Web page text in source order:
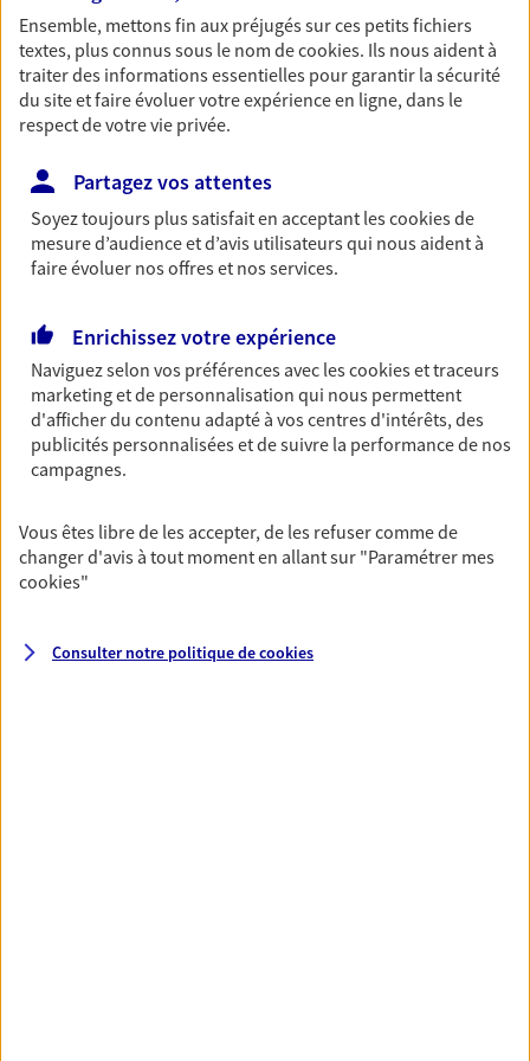
Découvrir l'offre Multirisque Entreprise
DEMANDER UN DEVIS
Votre logement est unique, comme vous. Le
contrat Ma Maison assure votre sérénité en
protégeant ce qui vous tient à coeur.
OBTENIR UN TARIF EN LIGNE
VOIR TOUTES NOS OFFRES
Ensemble, mettons fin aux préjugés sur ces petits fichiers
textes, plus connus sous le nom decookies. Ils nous aident à
traiter des informations essentielles pour garantir la sécurité
du site et faire évoluer votre expérience en ligne, dans le
respect de votre vie privée.
Partagez vos attentes
Soyez toujours plus satisfait en acceptant lescookiesde
mesure d’audience et d’avis utilisateurs qui nous aident à
faire évoluer nos offres et nos services.
Enrichissez votre expérience
Naviguez selon vos préférences avec lescookies et traceurs
marketing et de personnalisation qui nous permettent
d'afficher du contenu adapté à vos centres d'intérêts, des
publicités personnalisées et de suivre la performance de nos
campagnes.
Vous êtes libre de les accepter, de les refuser comme de
changer d'avis à tout moment en allant sur "Paramétrer mes
cookies"
Consulter notre politique decookies